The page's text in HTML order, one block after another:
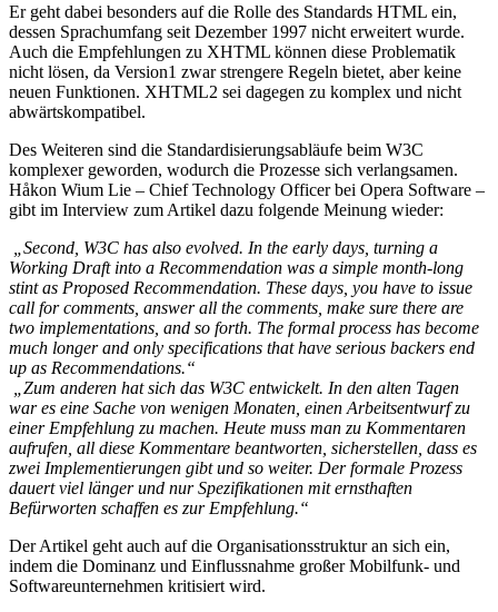
Er geht dabei besonders auf die Rolle des Standards HTML ein,
dessen Sprachumfang seit Dezember 1997 nicht erweitert wurde.
Auch die Empfehlungen zu XHTML können diese Problematik
nicht lösen, da Version1 zwar strengere Regeln bietet, aber keine
neuen Funktionen. XHTML2 sei dagegen zu komplex und nicht
abwärtskompatibel.
Des Weiteren sind die Standardisierungsabläufe beim W3C
komplexer geworden, wodurch die Prozesse sich verlangsamen.
Håkon Wium Lie – Chief Technology Officer bei Opera Software –
gibt im Interview zum Artikel dazu folgende Meinung wieder:
„Second, W3C has also evolved. In the early days, turning a
Working Draft into a Recommendation was a simple month-long
stint as Proposed Recommendation. These days, you have to issue
call for comments, answer all the comments, make sure there are
two implementations, and so forth. The formal process has become
much longer and only specifications that have serious backers end
up as Recommendations.“
„Zum anderen hat sich das W3C entwickelt. In den alten Tagen
war es eine Sache von wenigen Monaten, einen Arbeitsentwurf zu
einer Empfehlung zu machen. Heute muss man zu Kommentaren
aufrufen, all diese Kommentare beantworten, sicherstellen, dass es
zwei Implementierungen gibt und so weiter. Der formale Prozess
dauert viel länger und nur Spezifikationen mit ernsthaften
Befürworten schaffen es zur Empfehlung.“
Der Artikel geht auch auf die Organisationsstruktur an sich ein,
indem die Dominanz und Einflussnahme großer Mobilfunk- und
Softwareunternehmen kritisiert wird.